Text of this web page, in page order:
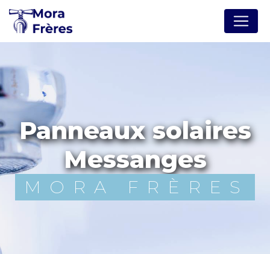
panneaux solaires
Messanges
MORA FRÈRES
Panneau de gestion des cookies